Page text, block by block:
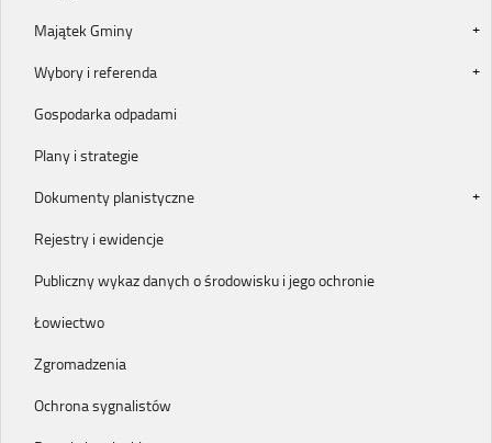
Majątek Gminy
Wybory i referenda
Gospodarka odpadami
Plany i strategie
Dokumenty planistyczne
Rejestry i ewidencje
Publiczny wykaz danych o środowisku i jego ochronie
Łowiectwo
Zgromadzenia
Ochrona sygnalistów